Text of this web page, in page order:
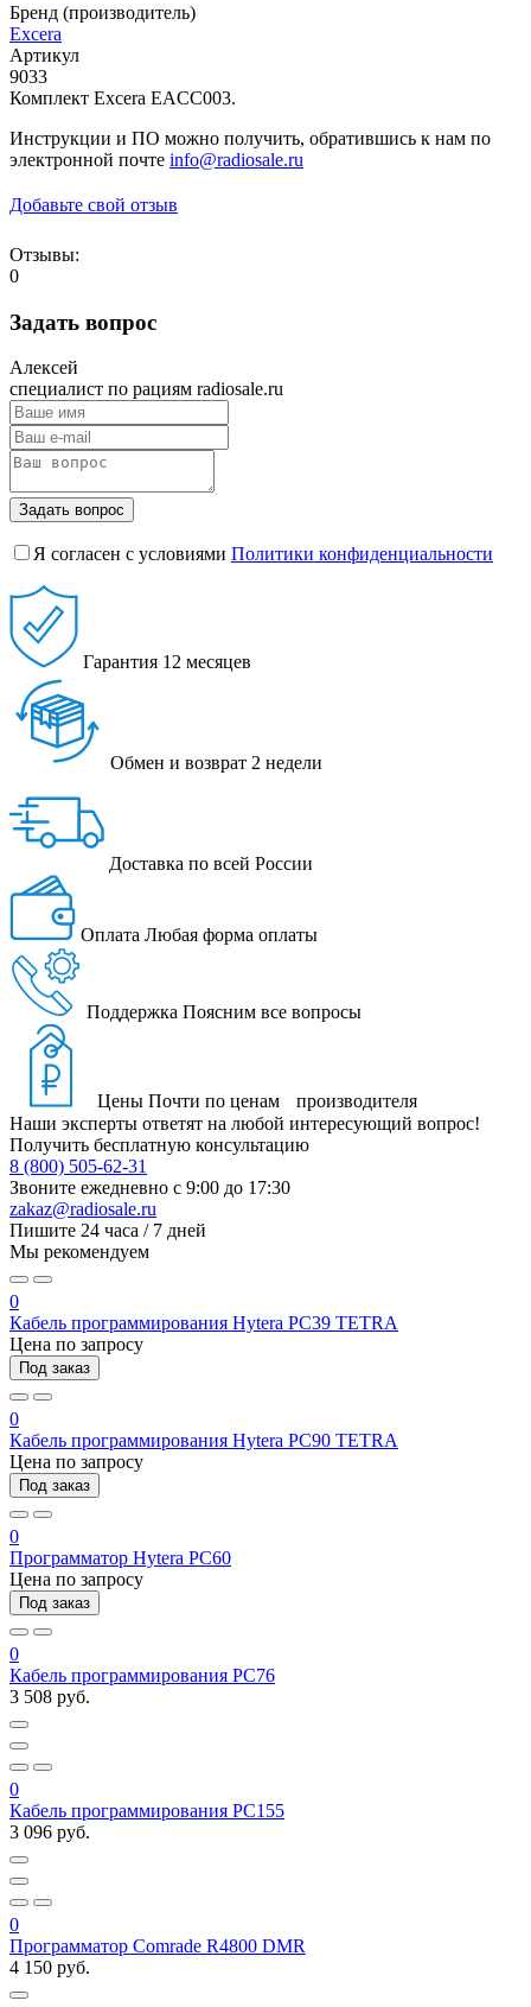
Бренд (производитель)
Excera
Артикул
9033
Комплект Excera EACC003.
Инструкции и ПО можно получить, обратившись к нам по
электронной почте info@radiosale.ru
Добавьте свой отзыв
Отзывы:
0
Задать вопрос
Алексей
специалист по рациям radiosale.ru
Задать вопрос
Я согласен с условиями Политики конфиденциальности
Гарантия 12 месяцев
Обмен и возврат 2 недели
Доставка по всей России
Оплата Любая форма оплаты
Поддержка Поясним все вопросы
Цены Почти по ценам производителя
Наши эксперты ответят на любой интересующий вопрос!
Получить бесплатную консультацию
8 (800) 505-62-31
Звоните ежедневно с 9:00 до 17:30
zakaz@radiosale.ru
Пишите 24 часа / 7 дней
Мы рекомендуем
0
Кабель программирования Hytera PC39 TETRA
Цена по запросу
Под заказ
0
Кабель программирования Hytera PC90 TETRA
Цена по запросу
Под заказ
0
Программатор Hytera PC60
Цена по запросу
Под заказ
0
Кабель программирования PC76
3 508 руб.
0
Кабель программирования PC155
3 096 руб.
0
Программатор Comrade R4800 DMR
4 150 руб.